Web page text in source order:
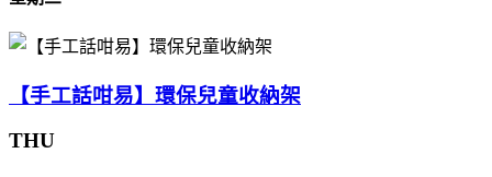
【手工話咁易】環保兒童收納架
THU